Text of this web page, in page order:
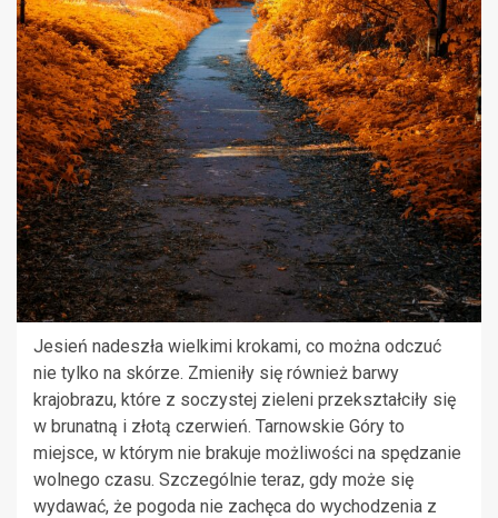
Jesień nadeszła wielkimi krokami, co można odczuć
nie tylko na skórze. Zmieniły się również barwy
krajobrazu, które z soczystej zieleni przekształciły się
w brunatną i złotą czerwień. Tarnowskie Góry to
miejsce, w którym nie brakuje możliwości na spędzanie
wolnego czasu. Szczególnie teraz, gdy może się
wydawać, że pogoda nie zachęca do wychodzenia z